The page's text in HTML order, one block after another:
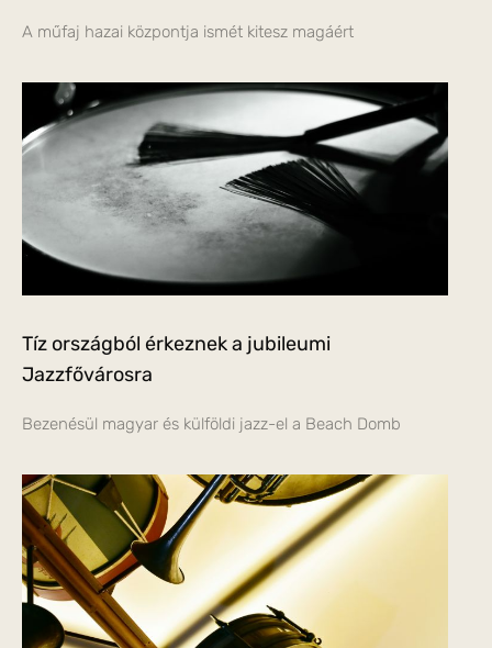
A műfaj hazai központja ismét kitesz magáért
Tíz országból érkeznek a jubileumi
Jazzfővárosra
Bezenésül magyar és külföldi jazz-el a Beach Domb